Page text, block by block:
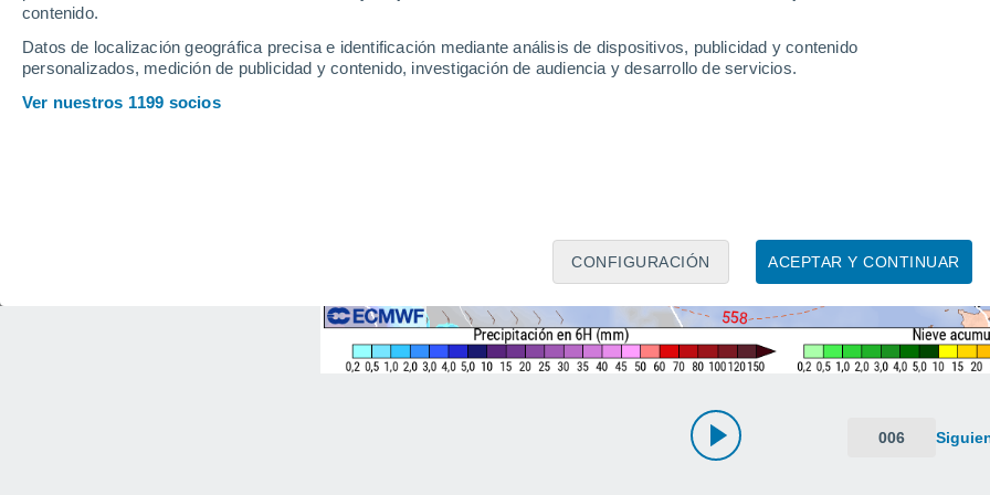
contenido.
Datos de localización geográfica precisa e identificación mediante análisis de dispositivos, publicidad y contenido
personalizados, medición de publicidad y contenido, investigación de audiencia y desarrollo de servicios.
Ver nuestros 1199 socios
ACEPTAR Y CONTINUAR
CONFIGURACIÓN
006